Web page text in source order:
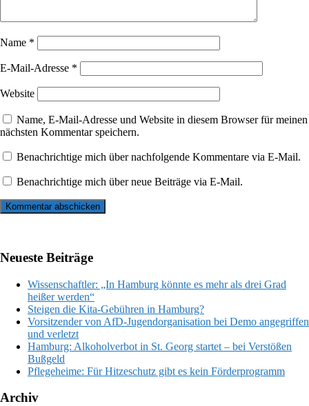
Name *
E-Mail-Adresse *
Website
Name, E-Mail-Adresse und Website in diesem Browser für meinen
nächsten Kommentar speichern.
Benachrichtige mich über nachfolgende Kommentare via E-Mail.
Benachrichtige mich über neue Beiträge via E-Mail.
Neueste Beiträge
Wissenschaftler: „In Hamburg könnte es mehr als drei Grad
heißer werden“
Steigen die Kita-Gebühren in Hamburg?
Vorsitzender von AfD-Jugendorganisation bei Demo angegriffen
und verletzt
Hamburg: Alkoholverbot in St. Georg startet – bei Verstößen
Bußgeld
Pflegeheime: Für Hitzeschutz gibt es kein Förderprogramm
Archiv